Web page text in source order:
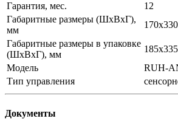
Гарантия, мес.
12
Габаритные размеры (ШxВxГ),
мм
Габаритные размеры в упаковке
(ШxВxГ), мм
Модель
RUH-
Тип управления
Документы